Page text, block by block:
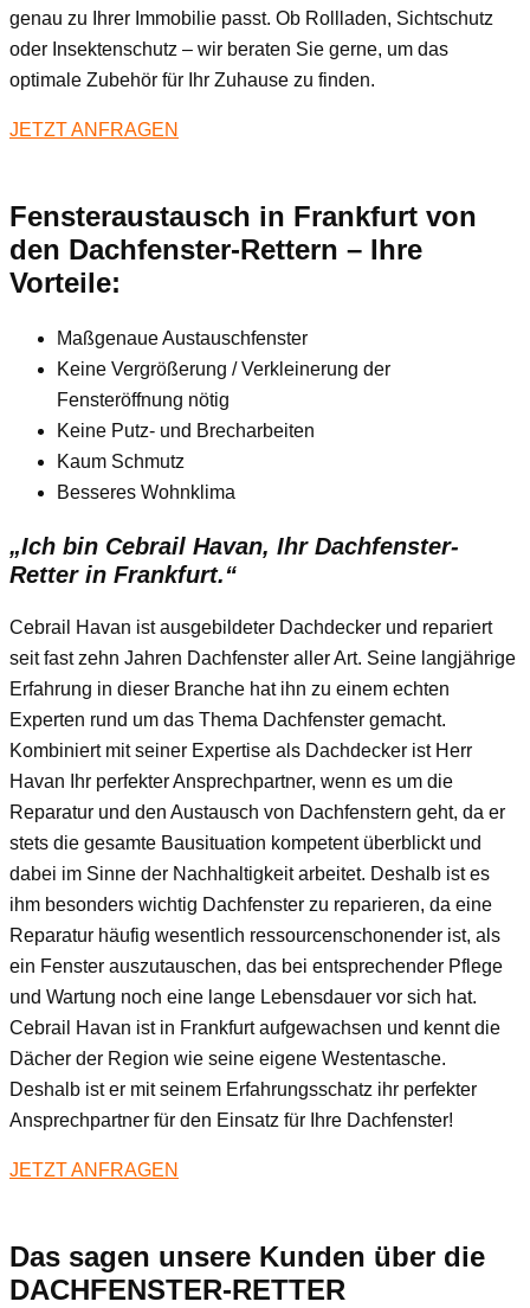
genau zu Ihrer Immobilie passt. Ob Rollladen, Sichtschutz
oder Insektenschutz – wir beraten Sie gerne, um das
optimale Zubehör für Ihr Zuhause zu finden.
JETZT ANFRAGEN
Fensteraustausch in Frankfurt von
den Dachfenster-Rettern – Ihre
Vorteile:
Maßgenaue Austauschfenster
Keine Vergrößerung / Verkleinerung der
Fensteröffnung nötig
Keine Putz- und Brecharbeiten
Kaum Schmutz
Besseres Wohnklima
„Ich bin Cebrail Havan, Ihr Dachfenster-
Retter in Frankfurt.“
Cebrail Havan ist ausgebildeter Dachdecker und repariert
seit fast zehn Jahren Dachfenster aller Art. Seine langjährige
Erfahrung in dieser Branche hat ihn zu einem echten
Experten rund um das Thema Dachfenster gemacht.
Kombiniert mit seiner Expertise als Dachdecker ist Herr
Havan Ihr perfekter Ansprechpartner, wenn es um die
Reparatur und den Austausch von Dachfenstern geht, da er
stets die gesamte Bausituation kompetent überblickt und
dabei im Sinne der Nachhaltigkeit arbeitet. Deshalb ist es
ihm besonders wichtig Dachfenster zu reparieren, da eine
Reparatur häufig wesentlich ressourcenschonender ist, als
ein Fenster auszutauschen, das bei entsprechender Pflege
und Wartung noch eine lange Lebensdauer vor sich hat.
Cebrail Havan ist in Frankfurt aufgewachsen und kennt die
Dächer der Region wie seine eigene Westentasche.
Deshalb ist er mit seinem Erfahrungsschatz ihr perfekter
Ansprechpartner für den Einsatz für Ihre Dachfenster!
JETZT ANFRAGEN
Das sagen unsere Kunden über die
DACHFENSTER-RETTER